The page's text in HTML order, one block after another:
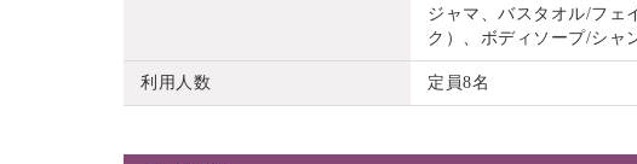
ジャマ、バスタオル/フェ
ク）、ボディソープ/シャ
利用人数 定員8名